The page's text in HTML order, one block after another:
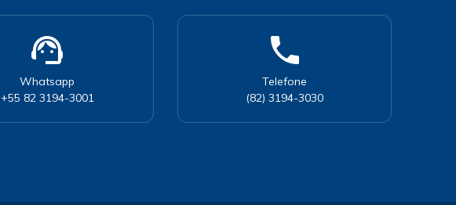
support_agent
Whatsapp
+55 82 3194-3001
phone
Telefone
(82) 3194-3030